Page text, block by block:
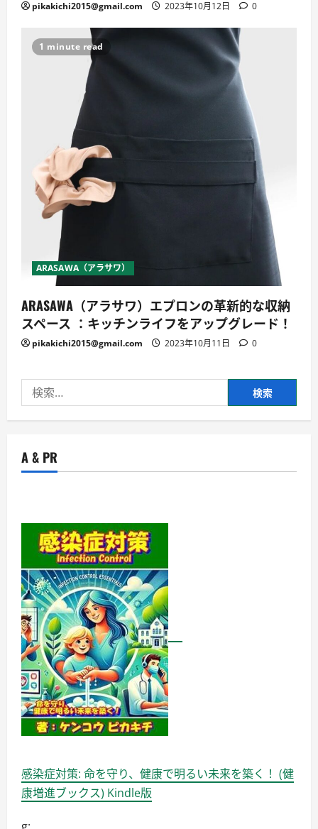
pikakichi2015@gmail.com 2023年10月12日 0
1 minute read
ARASAWA（アラサワ）
ARASAWA（アラサワ）エプロンの革新的な収納
スペース ：キッチンライフをアップグレード！
pikakichi2015@gmail.com 2023年10月11日 0
索:
A & PR
感染症対策: 命を守り、健康で明るい未来を築く！ (健
康増進ブックス) Kindle版
g: